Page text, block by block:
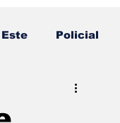
Policial
Política